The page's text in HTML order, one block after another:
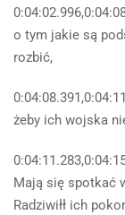
o tym jakie są
rozbić,
żeby ich wojska
Mają się spotkać
Radziwiłł ich